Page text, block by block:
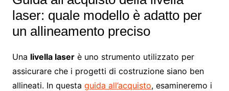
laser: quale modello è adatto per
un allineamento preciso
Una livella laserè uno strumento utilizzato per
assicurare che i progetti di costruzione siano ben
allineati. In questa guida all’acquisto, esamineremo i